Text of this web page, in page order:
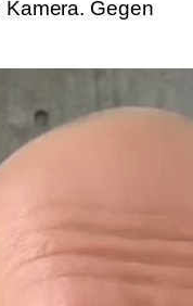
Kamera. Gegen